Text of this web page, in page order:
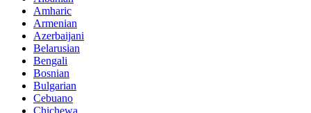
Amharic
Armenian
Azerbaijani
Belarusian
Bengali
Bosnian
Bulgarian
Cebuano